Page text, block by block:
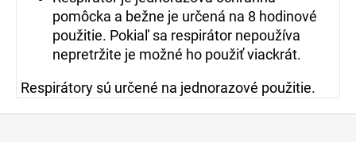
pomôcka a bežne je určená na 8 hodinové
použitie. Pokiaľ sa respirátor nepoužíva
nepretržite je možné ho použiť viackrát.
Respirátory sú určené na jednorazové použitie.